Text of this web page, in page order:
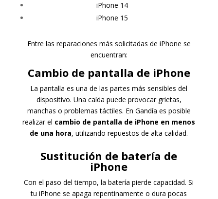
iPhone 14
iPhone 15
Entre las reparaciones más solicitadas de iPhone se
encuentran:
Cambio de pantalla de iPhone
La pantalla es una de las partes más sensibles del
dispositivo. Una caída puede provocar grietas,
manchas o problemas táctiles. En Gandía es posible
realizar el cambio de pantalla de iPhone en menos
de una hora, utilizando repuestos de alta calidad.
Sustitución de batería de
iPhone
Con el paso del tiempo, la batería pierde capacidad. Si
tu iPhone se apaga repentinamente o dura pocas